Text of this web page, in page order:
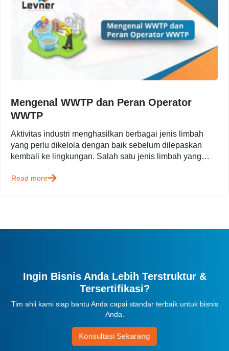
Mengenal WWTP dan Peran Operator
WWTP
Aktivitas industri menghasilkan berbagai jenis limbah
yang perlu dikelola dengan baik sebelum dilepaskan
kembali ke lingkungan. Salah satu jenis limbah yang
Read more
Ingin Bisnis Anda Lebih Terstruktur &
Tersertifikasi?
Tim ahli kami siap bantu Anda capai standar terbaik untuk bisnis
Anda.
Konsultasi Sekarang